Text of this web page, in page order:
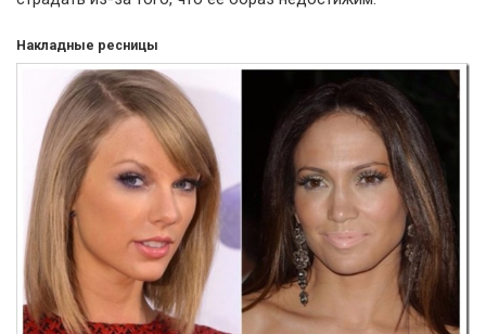
Накладные ресницы